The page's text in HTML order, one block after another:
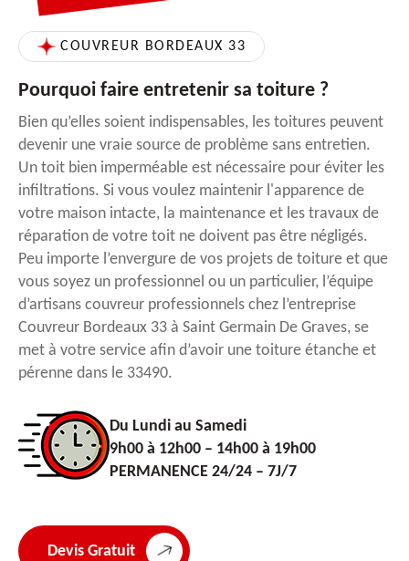
COUVREUR BORDEAUX 33
Pourquoi faire entretenir sa toiture ?
Bien qu’elles soient indispensables, les toitures peuvent
devenir une vraie source de problème sans entretien.
Un toit bien imperméable est nécessaire pour éviter les
infiltrations. Si vous voulez maintenir l'apparence de
votre maison intacte, la maintenance et les travaux de
réparation de votre toit ne doivent pas être négligés.
Peu importe l’envergure de vos projets de toiture et que
vous soyez un professionnel ou un particulier, l’équipe
d’artisans couvreur professionnels chez l’entreprise
Couvreur Bordeaux 33 à Saint Germain De Graves, se
met à votre service afin d’avoir une toiture étanche et
pérenne dans le 33490.
Du Lundi au Samedi
9h00 à 12h00 – 14h00 à 19h00
PERMANENCE 24/24 – 7J/7
Devis Gratuit